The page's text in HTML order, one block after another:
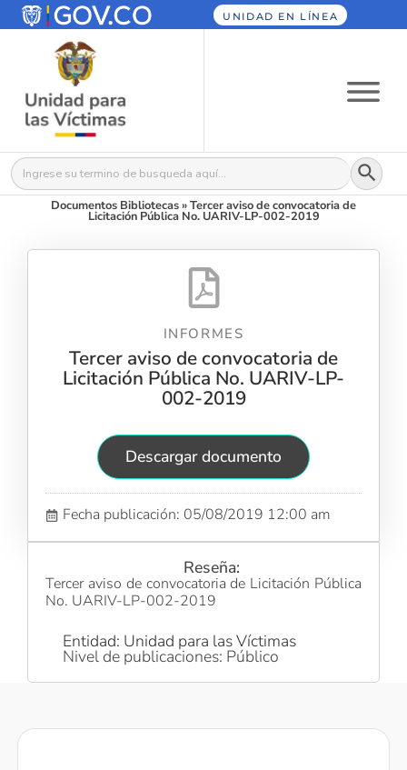
UNIDAD EN LÍNEA
Buscar: Botón
Documentos Bibliotecas»Tercer aviso de convocatoria de
Licitación Pública No. UARIV-LP-002-2019
INFORMES
Tercer aviso de convocatoria de
Licitación Pública No. UARIV-LP-
002-2019
Descargar documento
Fecha publicación: 05/08/2019 12:00 am
Reseña:
Tercer aviso de convocatoria de Licitación Pública
No. UARIV-LP-002-2019
Entidad: Unidad para las Víctimas
Nivel de publicaciones: Público